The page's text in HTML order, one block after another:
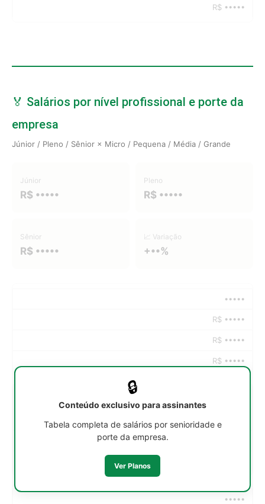
R$ •••••
🏅 Salários por nível profissional e porte da
empresa
Júnior / Pleno / Sênior × Micro / Pequena / Média / Grande
Júnior
R$ •••••
Pleno
R$ •••••
Sênior
R$ •••••
📈 Variação
+••%
•••••
R$ •••••
R$ •••••
R$ •••••
•••••
🔒
Conteúdo exclusivo para assinantes
Tabela completa de salários por senioridade e
porte da empresa.
Ver Planos